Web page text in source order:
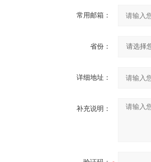
常用邮箱：
省份：
详细地址：
补充说明：